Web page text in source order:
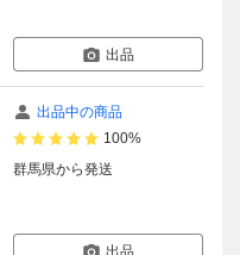
出品
出品中の商品
100%
群馬県から発送
出品